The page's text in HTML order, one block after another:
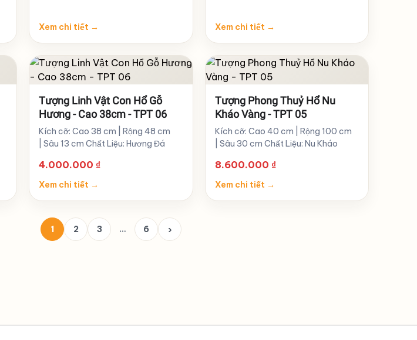
Xem chi tiết → Xem chi tiết →
Tượng Linh Vật Con Hổ Gỗ
Hương - Cao 38cm - TPT 06
Kích cỡ: Cao 38 cm | Rộng 48 cm
| Sâu 13 cm Chất Liệu: Hương Đá
4.000.000 ₫
Xem chi tiết →
Tượng Phong Thuỷ Hổ Nu
Kháo Vàng - TPT 05
Kích cỡ: Cao 40 cm | Rộng 100 cm
| Sâu 30 cm Chất Liệu: Nu Kháo
8.600.000 ₫
Xem chi tiết →
1 2 3 … 6 ›Trang
sau